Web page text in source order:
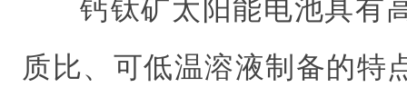
钙钛矿太阳能电池具有
质比、可低温溶液制备的特